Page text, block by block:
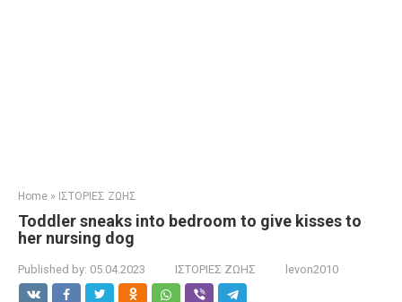
Home » ΙΣΤΟΡΙΕΣ ΖΩΗΣ
Toddler sneaks into bedroom to give kisses to
her nursing dog
Published by: 05.04.2023 ΙΣΤΟΡΙΕΣ ΖΩΗΣ levon2010